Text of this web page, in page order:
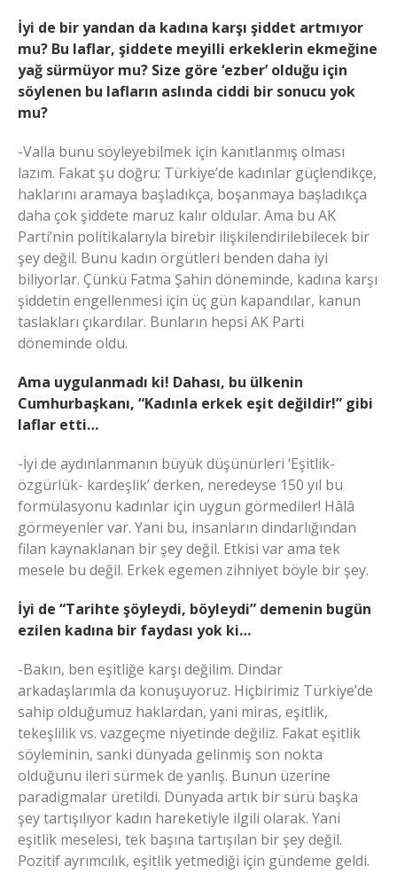
İyi de bir yandan da kadına karşı şiddet artmıyor
mu? Bu laflar, şiddete meyilli erkeklerin ekmeğine
yağ sürmüyor mu? Size göre ‘ezber’ olduğu için
söylenen bu lafların aslında ciddi bir sonucu yok
mu?
-Valla bunu söyleyebilmek için kanıtlanmış olması
lazım. Fakat şu doğru: Türkiye’de kadınlar güçlendikçe,
haklarını aramaya başladıkça, boşanmaya başladıkça
daha çok şiddete maruz kalır oldular. Ama bu AK
Parti’nin politikalarıyla birebir ilişkilendirilebilecek bir
şey değil. Bunu kadın örgütleri benden daha iyi
biliyorlar. Çünkü Fatma Şahin döneminde, kadına karşı
şiddetin engellenmesi için üç gün kapandılar, kanun
taslakları çıkardılar. Bunların hepsi AK Parti
döneminde oldu.
Ama uygulanmadı ki! Dahası, bu ülkenin
Cumhurbaşkanı, “Kadınla erkek eşit değildir!” gibi
laflar etti…
-İyi de aydınlanmanın büyük düşünürleri ‘Eşitlik-
özgürlük- kardeşlik’ derken, neredeyse 150 yıl bu
formülasyonu kadınlar için uygun görmediler! Hâlâ
görmeyenler var. Yani bu, insanların dindarlığından
filan kaynaklanan bir şey değil. Etkisi var ama tek
mesele bu değil. Erkek egemen zihniyet böyle bir şey.
İyi de “Tarihte şöyleydi, böyleydi” demenin bugün
ezilen kadına bir faydası yok ki…
-Bakın, ben eşitliğe karşı değilim. Dindar
arkadaşlarımla da konuşuyoruz. Hiçbirimiz Türkiye’de
sahip olduğumuz haklardan, yani miras, eşitlik,
tekeşlilik vs. vazgeçme niyetinde değiliz. Fakat eşitlik
söyleminin, sanki dünyada gelinmiş son nokta
olduğunu ileri sürmek de yanlış. Bunun üzerine
paradigmalar üretildi. Dünyada artık bir sürü başka
şey tartışılıyor kadın hareketiyle ilgili olarak. Yani
eşitlik meselesi, tek başına tartışılan bir şey değil.
Pozitif ayrımcılık, eşitlik yetmediği için gündeme geldi.